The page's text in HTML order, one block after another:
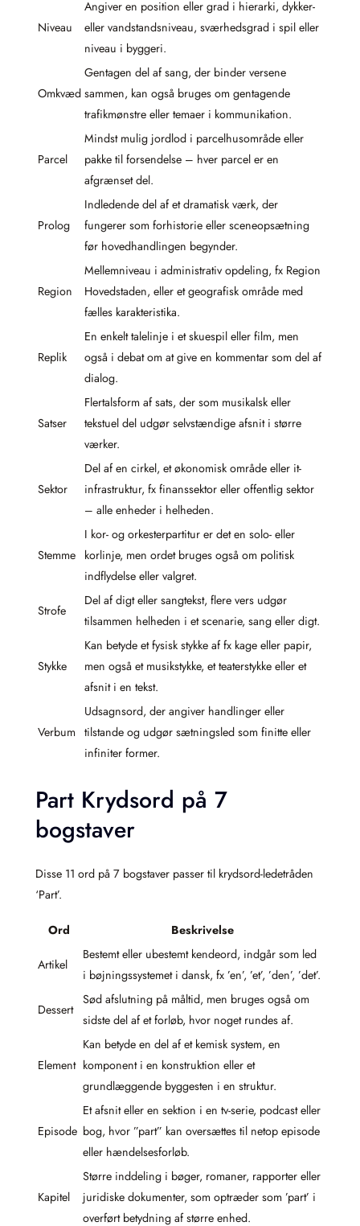
Niveau
Angiver en position eller grad i hierarki, dykker-
eller vandstandsniveau, sværhedsgrad i spil eller
niveau i byggeri.
Omkvæd
Gentagen del af sang, der binder versene
sammen, kan også bruges om gentagende
trafikmønstre eller temaer i kommunikation.
Parcel
Mindst mulig jordlod i parcelhusområde eller
pakke til forsendelse – hver parcel er en
afgrænset del.
Prolog
Indledende del af et dramatisk værk, der
fungerer som forhistorie eller sceneopsætning
før hovedhandlingen begynder.
Region
Mellemniveau i administrativ opdeling, fx Region
Hovedstaden, eller et geografisk område med
fælles karakteristika.
Replik
En enkelt talelinje i et skuespil eller film, men
også i debat om at give en kommentar som del af
dialog.
Satser
Flertalsform af sats, der som musikalsk eller
tekstuel del udgør selvstændige afsnit i større
værker.
Sektor
Del af en cirkel, et økonomisk område eller it-
infrastruktur, fx finanssektor eller offentlig sektor
– alle enheder i helheden.
Stemme
I kor- og orkesterpartitur er det en solo- eller
korlinje, men ordet bruges også om politisk
indflydelse eller valgret.
Strofe
Del af digt eller sangtekst, flere vers udgør
tilsammen helheden i et scenarie, sang eller digt.
Stykke
Kan betyde et fysisk stykke af fx kage eller papir,
men også et musikstykke, et teaterstykke eller et
afsnit i en tekst.
Verbum
Udsagnsord, der angiver handlinger eller
tilstande og udgør sætningsled som finitte eller
infiniter former.
Part Krydsord på 7
bogstaver
Disse 11 ord på 7 bogstaver passer til krydsord-ledetråden
‘Part’.
Ord Beskrivelse
Artikel
Bestemt eller ubestemt kendeord, indgår som led
i bøjningssystemet i dansk, fx ’en’, ’et’, ’den’, ’det’.
Dessert
Sød afslutning på måltid, men bruges også om
sidste del af et forløb, hvor noget rundes af.
Element
Kan betyde en del af et kemisk system, en
komponent i en konstruktion eller et
grundlæggende byggesten i en struktur.
Episode
Et afsnit eller en sektion i en tv-serie, podcast eller
bog, hvor ”part” kan oversættes til netop episode
eller hændelsesforløb.
Kapitel
Større inddeling i bøger, romaner, rapporter eller
juridiske dokumenter, som optræder som ’part’ i
overført betydning af større enhed.